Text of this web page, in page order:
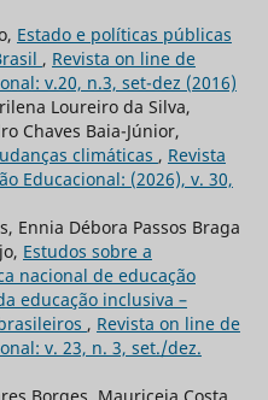
Estado e políticas públicas
, Revista on line de
v.20, n.3, set-dez (2016)
Loureiro da Silva,
Chaves Baia-Júnior,
climáticas , Revista
Educacional: (2026), v. 30,
Ennia Débora Passos Braga
Estudos sobre a
nacional de educação
educação inclusiva –
, Revista on line de
v. 23, n. 3, set./dez.